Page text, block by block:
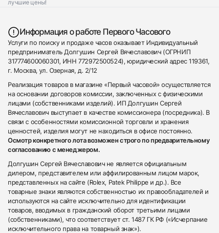
лучшие цены!
Информация о работе Первого Часового
Услуги по поиску и продаже часов оказывает Индивидуальный
предприниматель Долгушин Сергей Вячеславович (ОГРНИП
317774600060301, ИНН 772972500524), юридический адрес 119361,
г. Москва, ул. Озерная, д. 2/12
Реализация товаров в магазине «Первый часовой» осуществляется
на основании договоров комиссии, заключенных с физическими
лицами (собственниками изделий). ИП Долгушин Сергей
Вячеславович выступает в качестве комиссионера (посредника). В
связи с особенностями комиссионной торговли и хранения
ценностей, изделия могут не находиться в офисе постоянно.
Осмотр конкретного лота возможен строго по предварительному
согласованию с менеджером.
Долгушин Сергей Вячеславович не является официальным
дилером, представителем или аффилированным лицом марок,
представленных на сайте (Rolex, Patek Philippe и др.). Все
товарные знаки являются собственностью их правообладателей и
используются на сайте исключительно для идентификации
товаров, вводимых в гражданский оборот третьими лицами
(собственниками), что соответствует ст. 1487 ГК РФ («Исчерпание
исключительного права на товарный знак»).